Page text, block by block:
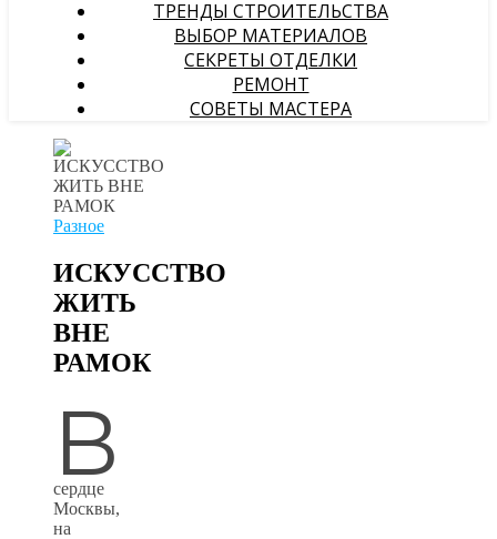
ТРЕНДЫ СТРОИТЕЛЬСТВА
ВЫБОР МАТЕРИАЛОВ
СЕКРЕТЫ ОТДЕЛКИ
РЕМОНТ
СОВЕТЫ МАСТЕРА
Разное
ИСКУССТВО
ЖИТЬ
ВНЕ
РАМОК
В
сердце
Москвы,
на